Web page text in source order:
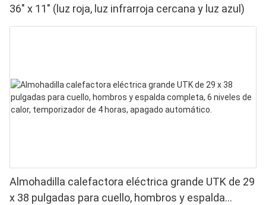
36" x 11" (luz roja, luz infrarroja cercana y luz azul)
Almohadilla calefactora eléctrica grande UTK de 29
x 38 pulgadas para cuello, hombros y espalda